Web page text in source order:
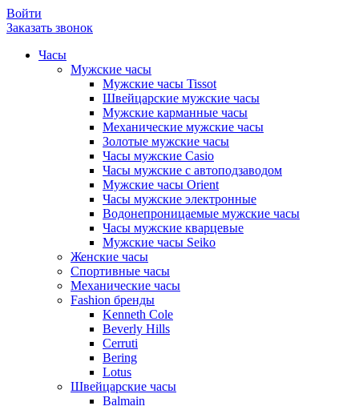
Войти
Заказать звонок
Часы
Мужские часы
Мужские часы Tissot
Швейцарские мужские часы
Мужские карманные часы
Механические мужские часы
Золотые мужские часы
Часы мужские Casio
Часы мужские с автоподзаводом
Мужские часы Orient
Часы мужские электронные
Водонепроницаемые мужские часы
Часы мужские кварцевые
Мужские часы Seiko
Женские часы
Спортивные часы
Механические часы
Fashion бренды
Kenneth Cole
Beverly Hills
Cerruti
Bering
Lotus
Швейцарские часы
Balmain